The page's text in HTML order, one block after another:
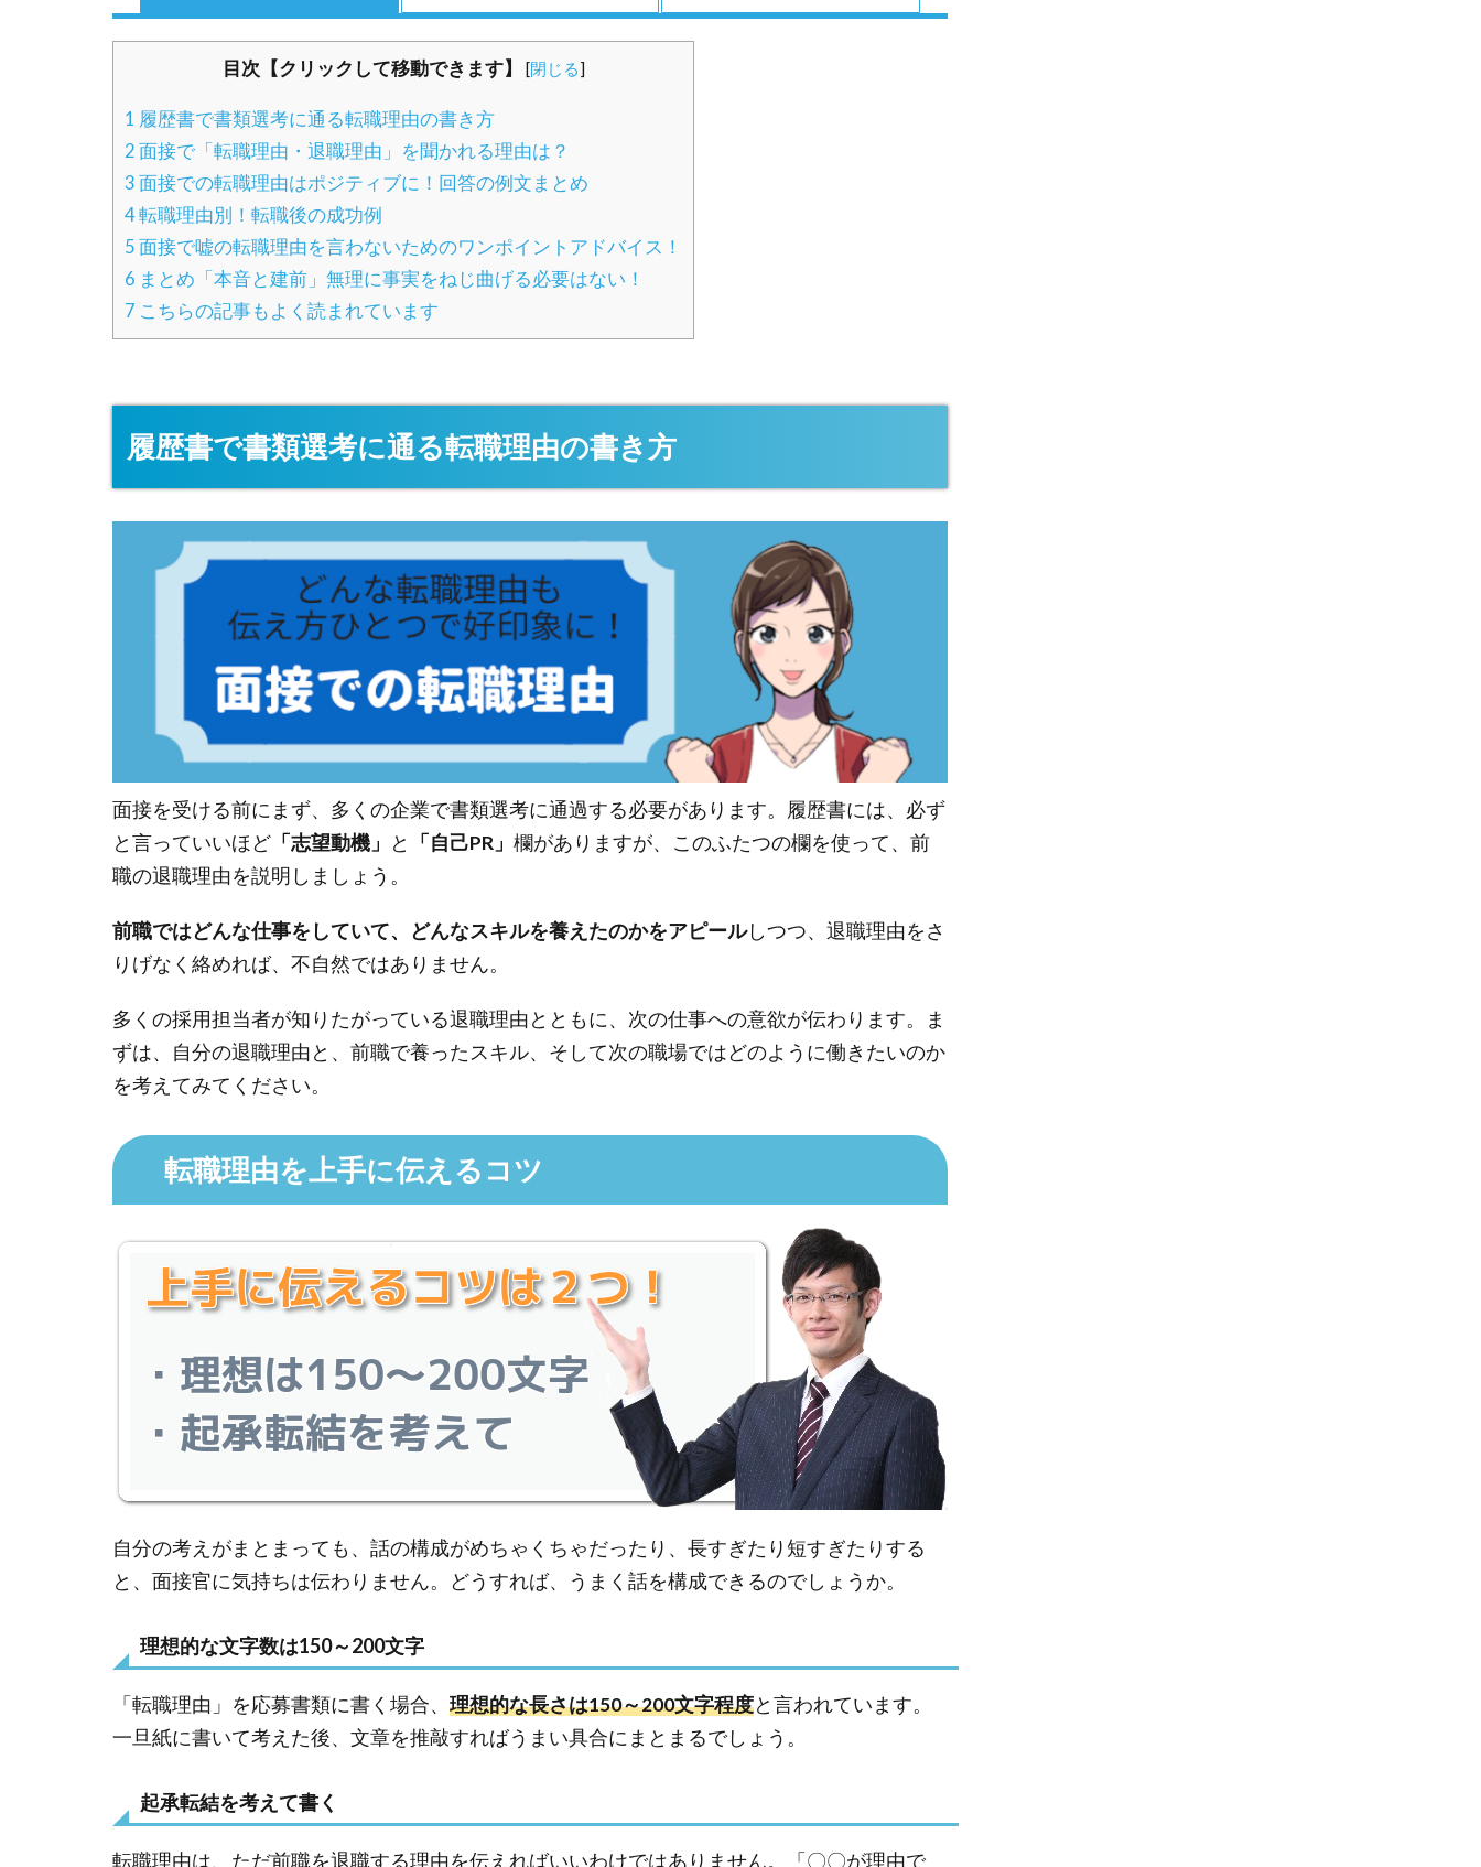
目次【クリックして移動できます】 [閉じる]
1 履歴書で書類選考に通る転職理由の書き方
2 面接で「転職理由・退職理由」を聞かれる理由は？
3 面接での転職理由はポジティブに！回答の例文まとめ
4転職理由別！転職後の成功例
5 面接で嘘の転職理由を言わないためのワンポイントアドバイス！
6 まとめ「本音と建前」無理に事実をねじ曲げる必要はない！
7 こちらの記事もよく読まれています
履歴書で書類選考に通る転職理由の書き方
面接を受ける前にまず、多くの企業で書類選考に通過する必要があります。履歴書には、必ず
と言っていいほど 「志望動機」 と 「自己PR」 欄がありますが、このふたつの欄を使って、前
職の退職理由を説明しましょう。
前職ではどんな仕事をしていて、どんなスキルを養えたのかをアピールしつつ、退職理由をさ
りげなく絡めれば、不自然ではありません。
多くの採用担当者が知りたがっている退職理由とともに、次の仕事への意欲が伝わります。ま
ずは、自分の退職理由と、前職で養ったスキル、そして次の職場ではどのように働きたいのか
を考えてみてください。
転職理由を上手に伝えるコツ
自分の考えがまとまっても、話の構成がめちゃくちゃだったり、長すぎたり短すぎたりする
と、面接官に気持ちは伝わりません。どうすれば、うまく話を構成できるのでしょうか。
理想的な文字数は150～200文字
「転職理由」を応募書類に書く場合、 理想的な長さは150～200文字程度と言われています。
一旦紙に書いて考えた後、文章を推敲すればうまい具合にまとまるでしょう。
起承転結を考えて書く
転職理由は、ただ前職を退職する理由を伝えればいいわけではありません。「〇〇が理由で